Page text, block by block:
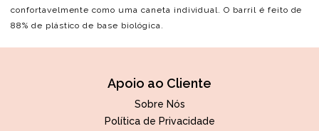
confortavelmente como uma caneta individual. O barril é feito de
88% de plástico de base biológica.
Apoio ao Cliente
Sobre Nós
Política de Privacidade